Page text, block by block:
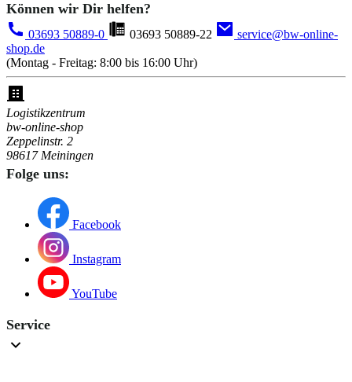
Können wir Dir helfen?
03693 50889-0 03693 50889-22
service@bw-online-
shop.de
(Montag - Freitag: 8:00 bis 16:00 Uhr)
Logistikzentrum
bw-online-shop
Zeppelinstr. 2
98617 Meiningen
Folge uns:
Facebook
Instagram
YouTube
Service